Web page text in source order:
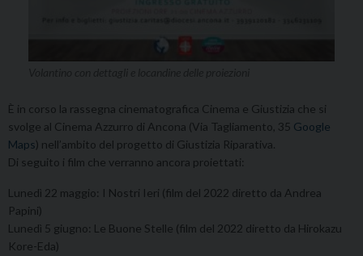
È in corso la rassegna cinematografica Cinema e Giustizia che si
svolge al Cinema Azzurro di Ancona (Via Tagliamento, 35 Google
Maps) nell’ambito del progetto di Giustizia Riparativa.
Di seguito i film che verranno ancora proiettati:
Lunedì 22 maggio: I Nostri Ieri (film del 2022 diretto da Andrea
Papini)
Lunedì 5 giugno: Le Buone Stelle (film del 2022 diretto da Hirokazu
Kore-Eda)